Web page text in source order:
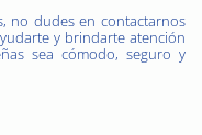
no dudes en contactarnos
y brindarte atención
sea cómodo, seguro y